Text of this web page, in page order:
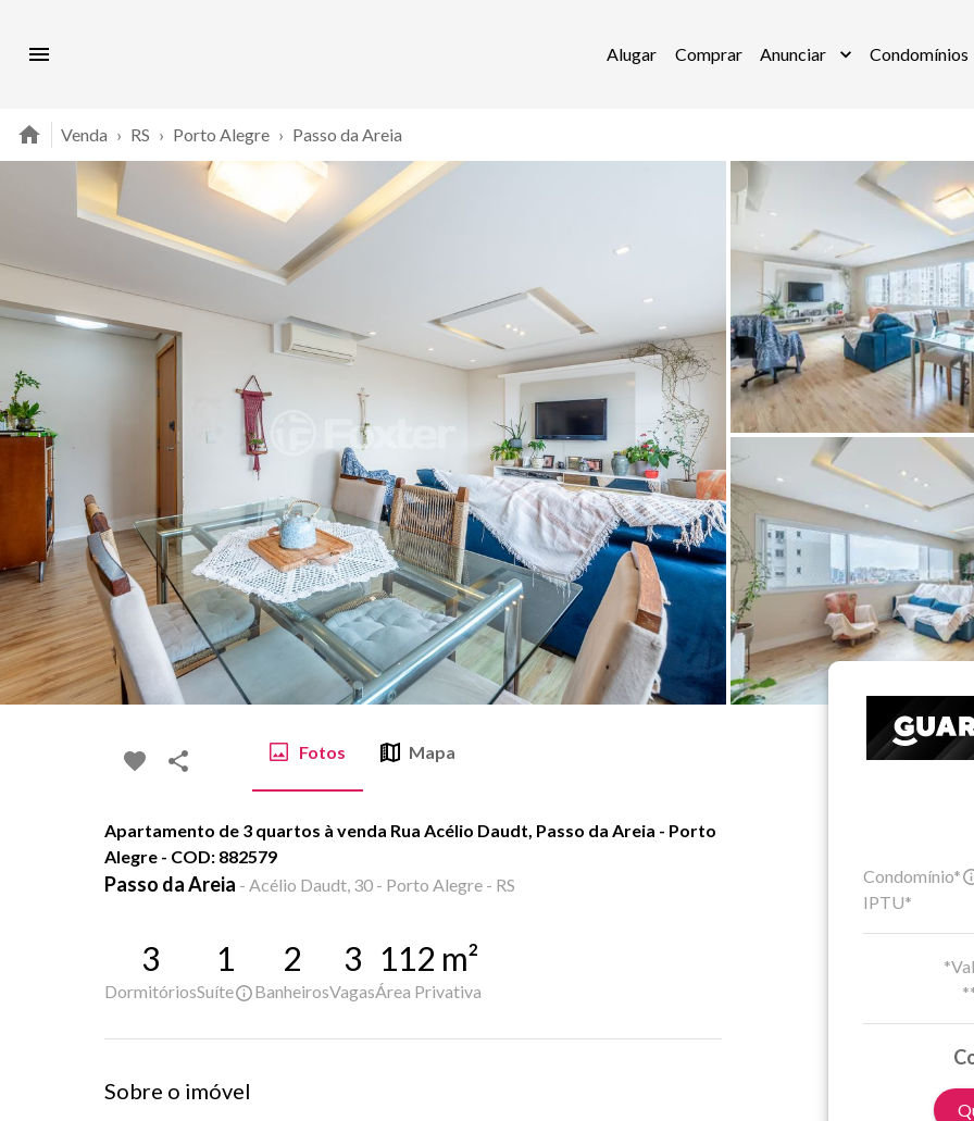
Alugar Comprar Anunciar Condomínios
Venda › RS › Porto Alegre › Passo da Areia
Fotos Mapa
Apartamento de 3 quartos à venda Rua Acélio Daudt, Passo da Areia - Porto
Alegre - COD: 882579
Passo da Areia - Acélio Daudt, 30 - Porto Alegre - RS
3
Dormitórios
1
Suíte
2
Banheiros
3
Vagas
112 m²
Área Privativa
Sobre o imóvel
Condomínio*
IPTU*